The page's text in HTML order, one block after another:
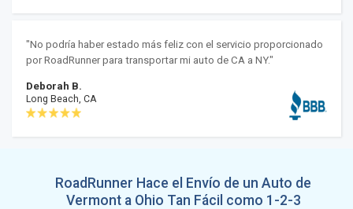
"No podría haber estado más feliz con el servicio proporcionado
por RoadRunner para transportar mi auto de CA a NY."
Deborah B.
Long Beach, CA
RoadRunner Hace el Envío de un Auto de
Vermont a Ohio Tan Fácil como 1-2-3